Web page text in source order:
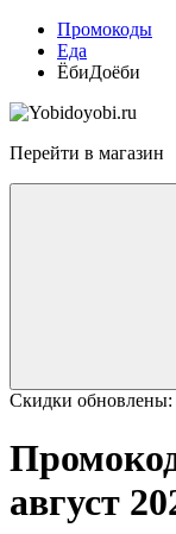
Промокоды
Еда
ЁбиДоёби
Перейти в магазин
Скидки обновлены:
август